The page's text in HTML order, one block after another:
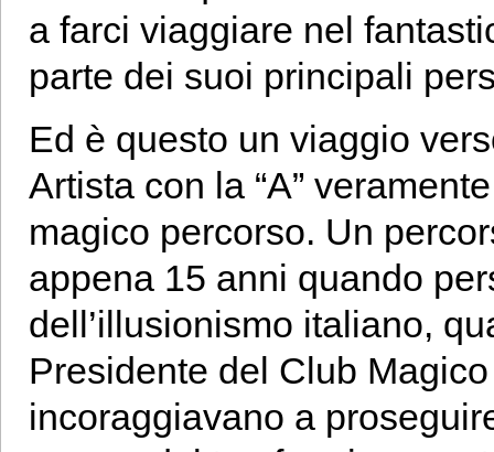
a farci viaggiare nel
parte dei suoi principali
Ed è questo un viaggio
Artista con la “A”
magico percorso. Un
appena 15 anni quando
dell’illusionismo italiano,
Presidente del Club
incoraggiavano a